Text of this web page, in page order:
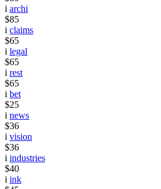
i archi
$85
i claims
$65
i legal
$65
i rest
$65
i bet
$25
i news
$36
i vision
$36
i industries
$40
i ink